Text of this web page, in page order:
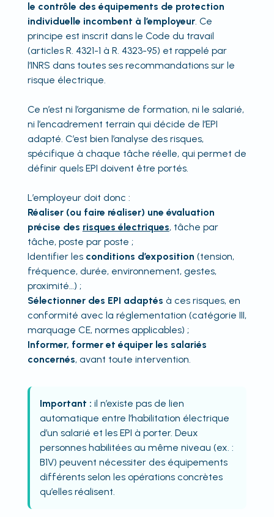
le contrôle des équipements de protection
individuelle incombent à l’employeur. Ce
principe est inscrit dans le Code du travail
(articles R. 4321-1 à R. 4323-95) et rappelé par
l’INRS dans toutes ses recommandations sur le
risque électrique.
Ce n’est ni l’organisme de formation, ni le salarié,
ni l’encadrement terrain qui décide de l’EPI
adapté. C’est bien l’analyse des risques,
spécifique à chaque tâche réelle, qui permet de
définir quels EPI doivent être portés.
L’employeur doit donc :
Réaliser (ou faire réaliser) une évaluation
précise des risques électriques, tâche par
tâche, poste par poste ;
Identifier les conditions d’exposition (tension,
fréquence, durée, environnement, gestes,
proximité…) ;
Sélectionner des EPI adaptés à ces risques, en
conformité avec la réglementation (catégorie III,
marquage CE, normes applicables) ;
Informer, former et équiper les salariés
concernés, avant toute intervention.
Important : il n’existe pas de lien
automatique entre l’habilitation électrique
d’un salarié et les EPI à porter. Deux
personnes habilitées au même niveau (ex. :
B1V) peuvent nécessiter des équipements
différents selon les opérations concrètes
qu’elles réalisent.